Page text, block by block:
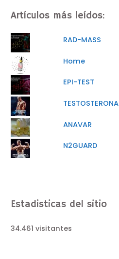
Artículos más leídos:
RAD-MASS
Home
EPI-TEST
TESTOSTERONA
ANAVAR
N2GUARD
Estadisticas del sitio
34.461 visitantes